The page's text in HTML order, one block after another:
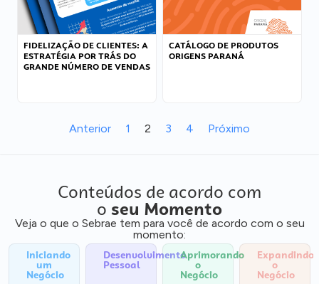
FIDELIZAÇÃO DE CLIENTES: A
ESTRATÉGIA POR TRÁS DO
GRANDE NÚMERO DE VENDAS
CATÁLOGO DE PRODUTOS
ORIGENS PARANÁ
Anterior 1 2 3 4 Próximo
Conteúdos de acordo com
o seu Momento
Veja o que o Sebrae tem para você de acordo com o seu
momento:
Iniciando
um
Negócio
Desenvolvimento
Pessoal
Aprimorando
o
Negócio
Expandindo
o
Negócio